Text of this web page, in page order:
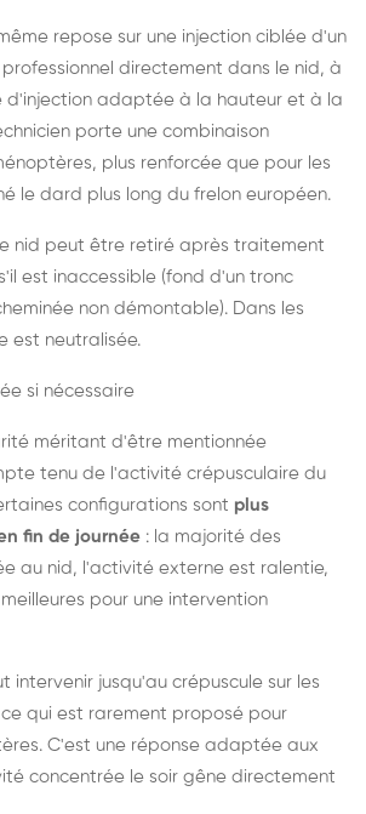
repose sur une injection ciblée d'un
directement dans le nid, à
d'injection adaptée à la hauteur et à la
porte une combinaison
plus renforcée que pour les
le dard plus long du frelon européen.
nid peut être retiré après traitement
est inaccessible (fond d'un tronc
non démontable). Dans les
est neutralisée.
si nécessaire
méritant d'être mentionnée
tenu de l'activité crépusculaire du
configurations sont plus
fin de journée : la majorité des
au nid, l'activité externe est ralentie,
pour une intervention
intervenir jusqu'au crépuscule sur les
qui est rarement proposé pour
C'est une réponse adaptée aux
concentrée le soir gêne directement